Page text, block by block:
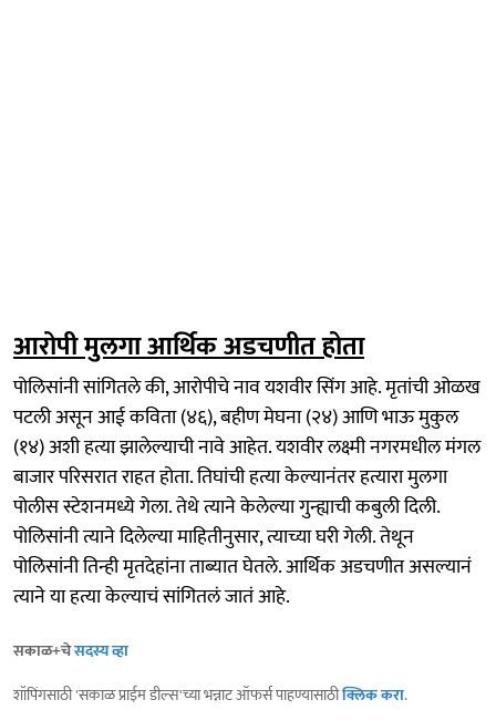
आरोपी मुलगा आर्थिक अडचणीत होता
पोलिसांनी सांगितले की, आरोपीचे नाव यशवीर सिंग आहे. मृतांची ओळख
पटली असून आई कविता (४६), बहीण मेघना (२४) आणि भाऊ मुकुल
(१४) अशी हत्या झालेल्याची नावे आहेत. यशवीर लक्ष्मी नगरमधील मंगल
बाजार परिसरात राहत होता. तिघांची हत्या केल्यानंतर हत्यारा मुलगा
पोलीस स्टेशनमध्ये गेला. तेथे त्याने केलेल्या गुन्ह्याची कबुली दिली.
पोलिसांनी त्याने दिलेल्या माहितीनुसार, त्याच्या घरी गेली. तेथून
पोलिसांनी तिन्ही मृतदेहांना ताब्यात घेतले. आर्थिक अडचणीत असल्यानं
त्याने या हत्या केल्याचं सांगितलं जातं आहे.
सकाळ+चेसदस्य व्हा
शॉपिंगसाठी 'सकाळ प्राईम डील्स'च्या भन्नाट ऑफर्स पाहण्यासाठीक्लिक करा.